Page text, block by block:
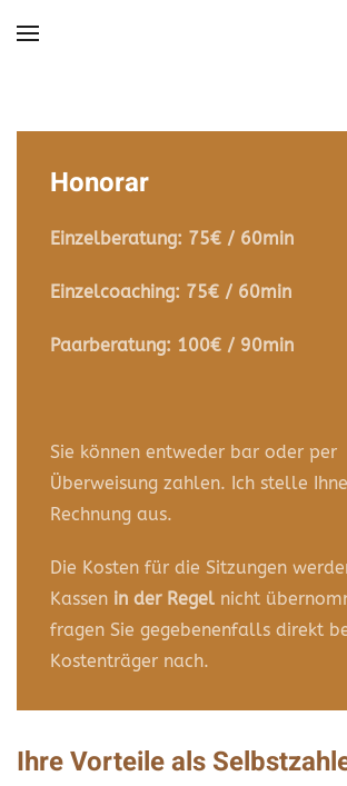
Honorar
Einzelberatung: 75€ / 60min
Einzelcoaching: 75€ / 60min
Paarberatung: 100€ / 90min
Sie können entweder bar oder per
Überweisung zahlen. Ich stelle
Rechnung aus.
Die Kosten für die Sitzungen
Kassen in der Regel nicht
fragen Sie gegebenenfalls direkt
Kostenträger nach.
Ihre Vorteile als